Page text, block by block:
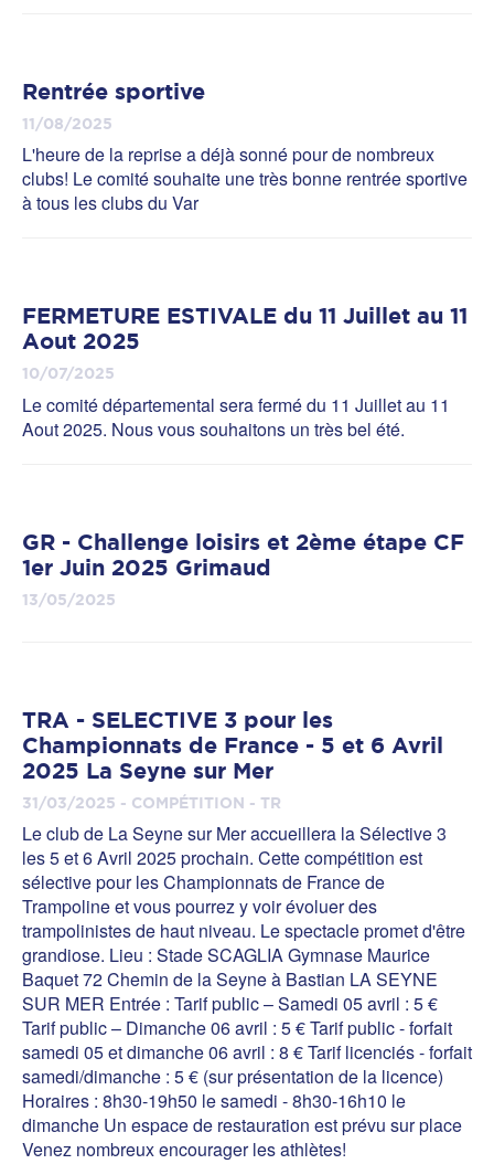
Rentrée sportive
11/08/2025
L'heure de la reprise a déjà sonné pour de nombreux
clubs! Le comité souhaite une très bonne rentrée sportive
à tous les clubs du Var
FERMETURE ESTIVALE du 11 Juillet au 11
Aout 2025
10/07/2025
Le comité départemental sera fermé du 11 Juillet au 11
Aout 2025. Nous vous souhaitons un très bel été.
GR - Challenge loisirs et 2ème étape CF
1er Juin 2025 Grimaud
13/05/2025
TRA - SELECTIVE 3 pour les
Championnats de France - 5 et 6 Avril
2025 La Seyne sur Mer
31/03/2025 - COMPÉTITION - TR
Le club de La Seyne sur Mer accueillera la Sélective 3
les 5 et 6 Avril 2025 prochain. Cette compétition est
sélective pour les Championnats de France de
Trampoline et vous pourrez y voir évoluer des
trampolinistes de haut niveau. Le spectacle promet d'être
grandiose. Lieu : Stade SCAGLIA Gymnase Maurice
Baquet 72 Chemin de la Seyne à Bastian LA SEYNE
SUR MER Entrée : Tarif public – Samedi 05 avril : 5 €
Tarif public – Dimanche 06 avril : 5 € Tarif public - forfait
samedi 05 et dimanche 06 avril : 8 € Tarif licenciés - forfait
samedi/dimanche : 5 € (sur présentation de la licence)
Horaires : 8h30-19h50 le samedi - 8h30-16h10 le
dimanche Un espace de restauration est prévu sur place
Venez nombreux encourager les athlètes!